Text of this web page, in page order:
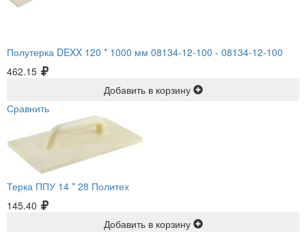
Полутерка DEXX 120 * 1000 мм 08134-12-100 - 08134-12-100
462.15
Добавить в корзину
Сравнить
Терка ППУ 14 * 28 Политех
145.40
Добавить в корзину